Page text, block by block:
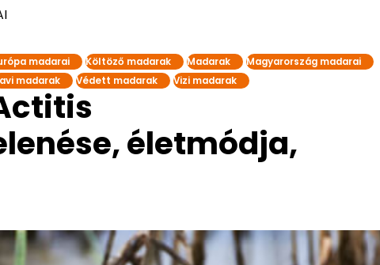
madarai Költöző madarak Madarak
Magyarország madarai
madarak Védett madarak Vizi madarak
életmódja,